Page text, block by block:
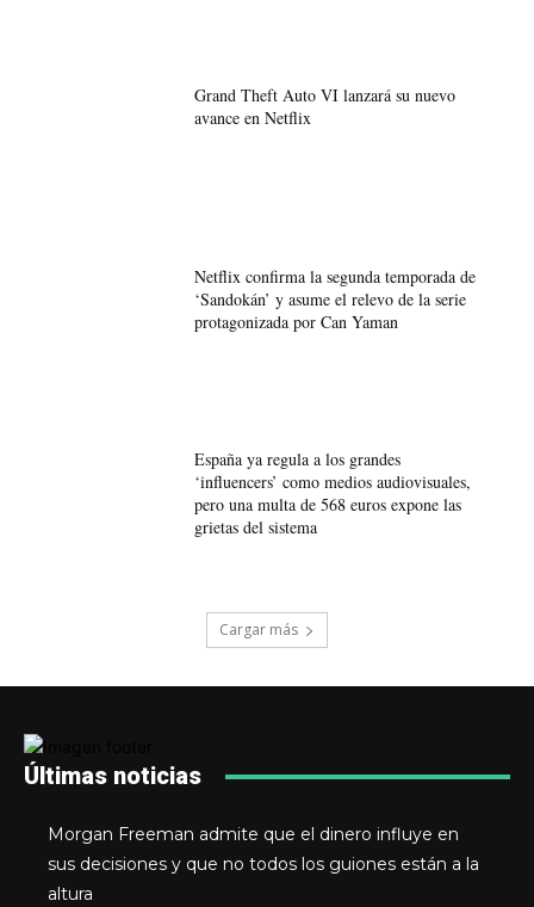
Grand Theft Auto VI lanzará su nuevo
avance en Netflix
Netflix confirma la segunda temporada de
‘Sandokán’ y asume el relevo de la serie
protagonizada por Can Yaman
España ya regula a los grandes
‘influencers’ como medios audiovisuales,
pero una multa de 568 euros expone las
grietas del sistema
Cargar más
Últimas noticias
Morgan Freeman admite que el dinero influye en
sus decisiones y que no todos los guiones están a la
altura